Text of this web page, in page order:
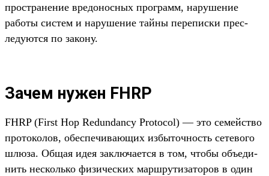
простра­нение вре­донос­ных прог­рамм, наруше­ние
работы сис­тем и наруше­ние тай­ны перепис­ки прес­
леду­ются по закону.
Зачем нужен FHRP
FHRP (First Hop Redundancy Protocol) — это семей­ство
про­токо­лов, обес­печива­ющих избы­точ­ность сетево­го
шлю­за. Общая идея зак­люча­ется в том, что­бы объ­еди­
нить нес­коль­ко физичес­ких мар­шру­тиза­торов в один